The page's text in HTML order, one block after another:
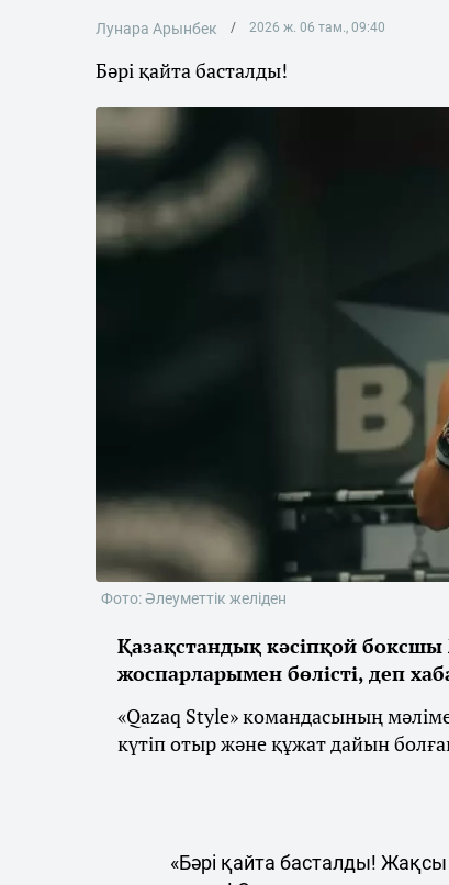
Лунара Арынбек 2026 ж. 06 там., 09:40
Бәрі қайта басталды!
Фото: Әлеуметтік желіден
Қазақстандық кәсіпқой
жоспарларымен бөлісті, деп
«Qazaq Style» командасының
күтіп отыр және құжат дайын
«Бәрі қайта басталды!